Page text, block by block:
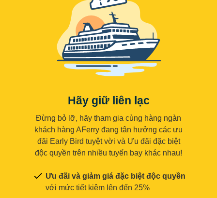
Hãy giữ liên lạc
Đừng bỏ lỡ, hãy tham gia cùng hàng ngàn
khách hàng AFerry đang tận hưởng các ưu
đãi Early Bird tuyệt vời và Ưu đãi đặc biệt
độc quyền trên nhiều tuyến bay khác nhau!
Ưu đãi và giảm giá đặc biệt độc quyền
với mức tiết kiệm lên đến 25%